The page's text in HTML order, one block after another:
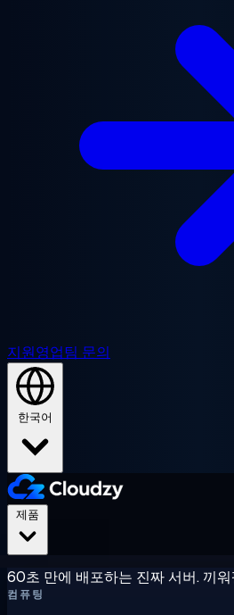
지원영업팀 문의
한국어
60초 만에 배포하는 진짜 서버. 끼
컴퓨팅